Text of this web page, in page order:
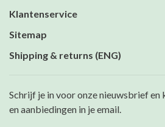
Klantenservice
Sitemap
Shipping & returns (ENG)
Schrijf je in voor onze nieuwsbrief en
en aanbiedingen in je email.